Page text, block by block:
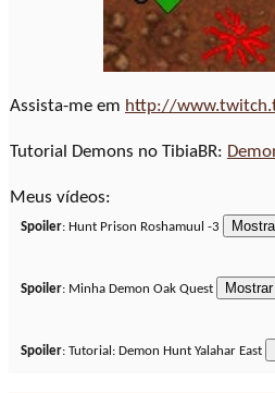
Assista-me em http://
Tutorial Demons no TibiaBR:
Meus vídeos:
Spoiler: Hunt Prison Roshamuul -3
Spoiler: Minha Demon Oak Quest
Spoiler: Tutorial: Demon Hunt Yalahar East